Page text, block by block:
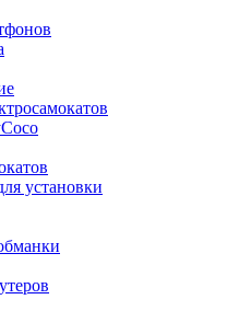
установки